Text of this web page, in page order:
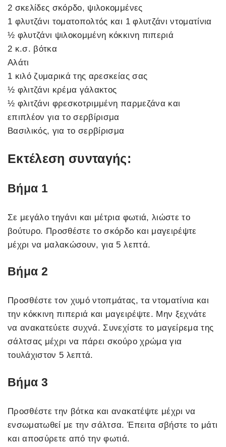
2 σκελίδες σκόρδο, ψιλοκομμένες
1 φλυτζάνι τοματοπολτός και 1 φλυτζάνι ντοματίνια
½ φλυτζάνι ψιλοκομμένη κόκκινη πιπεριά
2 κ.σ. βότκα
Αλάτι
1 κιλό ζυμαρικά της αρεσκείας σας
½ φλιτζάνι κρέμα γάλακτος
½ φλιτζάνι φρεσκοτριμμένη παρμεζάνα και
επιπλέον για το σερβίρισμα
Βασιλικός, για το σερβίρισμα
Εκτέλεση συνταγής:
Βήμα 1
Σε μεγάλο τηγάνι και μέτρια φωτιά, λιώστε το
βούτυρο. Προσθέστε το σκόρδο και μαγειρέψτε
μέχρι να μαλακώσουν, για 5 λεπτά.
Βήμα 2
Προσθέστε τον χυμό ντοπμάτας, τα ντοματίνια και
την κόκκινη πιπεριά και μαγειρέψτε. Μην ξεχνάτε
να ανακατεύετε συχνά. Συνεχίστε το μαγείρεμα της
σάλτσας μέχρι να πάρει σκούρο χρώμα για
τουλάχιστον 5 λεπτά.
Βήμα 3
Προσθέστε την βότκα και ανακατέψτε μέχρι να
ενσωματωθεί με την σάλτσα. Έπειτα σβήστε το μάτι
και αποσύρετε από την φωτιά.